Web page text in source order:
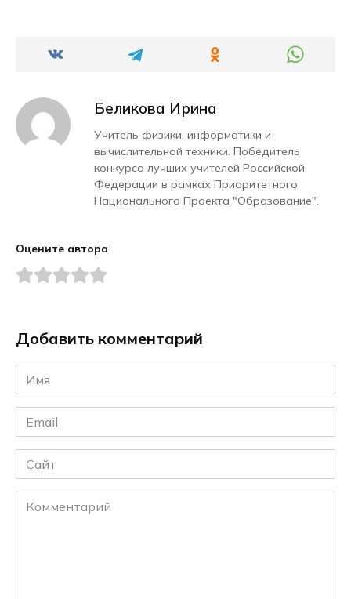
Беликова Ирина
Учитель физики, информатики и
вычислительной техники. Победитель
конкурса лучших учителей Российской
Федерации в рамках Приоритетного
Национального Проекта "Образование".
Оцените автора
Добавить комментарий
Имя
*
Email
*
Сайт
Комментарий